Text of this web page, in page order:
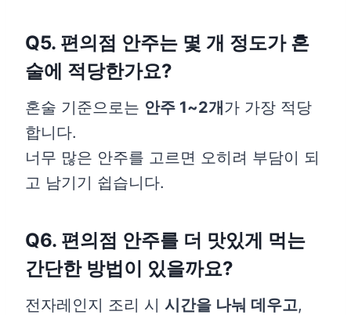
Q5. 편의점 안주는 몇 개 정도가 혼
술에 적당한가요?
혼술 기준으로는 안주 1~2개가 가장 적당
합니다.
너무 많은 안주를 고르면 오히려 부담이 되
고 남기기 쉽습니다.
Q6. 편의점 안주를 더 맛있게 먹는
간단한 방법이 있을까요?
전자레인지 조리 시 시간을 나눠 데우고,